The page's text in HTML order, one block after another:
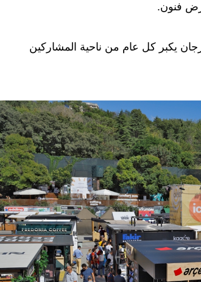
فنون.
نظم لأول مرة عام ٢٠١٤، وهو مهرجان يكبر كل عام من ناحية المشاركين